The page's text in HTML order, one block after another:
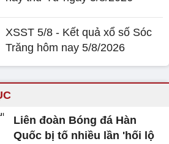
XSST 5/8 - Kết quả xổ số Sóc
Trăng hôm nay 5/8/2026
Liên đoàn Bóng đá Hàn
Quốc bị tố nhiều lần 'hối lộ